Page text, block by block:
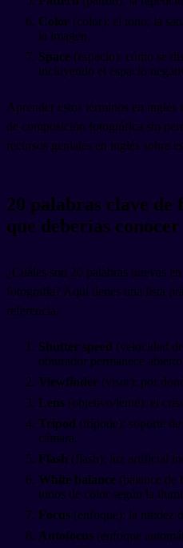
Color (color): el tono, la
la imagen.
Space (espacio): cómo se
incluyendo el espacio
Aprender estos términos en
de composición fotográfica sin
recursos geniales en inglés sobre
20 palabras clave de
que deberías conocer
¿Cuáles son 20 palabras nuevas
fotografía? Aquí tienes una lista
referencia:
Shutter speed (velocidad
obturador permanece
Viewfinder (visor): por
Lens (objetivo/lente): el
Tripod (trípode): soporte
cámara.
Flash (flash): luz artificial
White balance (balance de
tonos de color según la
Focus (enfoque): la nitidez
Autofocus (enfoque